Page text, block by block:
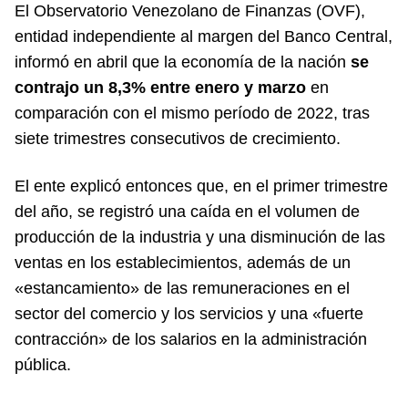
El Observatorio Venezolano de Finanzas (OVF),
entidad independiente al margen del Banco Central,
informó en abril que la economía de la nación se
contrajo un 8,3% entre enero y marzo en
comparación con el mismo período de 2022, tras
siete trimestres consecutivos de crecimiento.
El ente explicó entonces que, en el primer trimestre
del año, se registró una caída en el volumen de
producción de la industria y una disminución de las
ventas en los establecimientos, además de un
«estancamiento» de las remuneraciones en el
sector del comercio y los servicios y una «fuerte
contracción» de los salarios en la administración
pública.